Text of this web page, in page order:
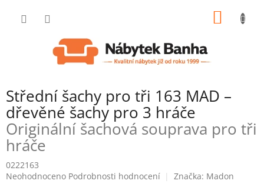
Střední šachy pro tři 163 MAD –
dřevěné šachy pro 3 hráče
Originální šachová souprava pro tři
hráče
0222163
Průměrné
Neohodnoceno Podrobnosti hodnocení Značka: Madon